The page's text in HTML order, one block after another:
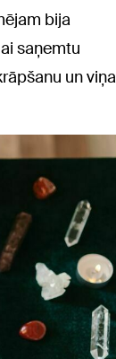
bija
saņemtu
un viņa